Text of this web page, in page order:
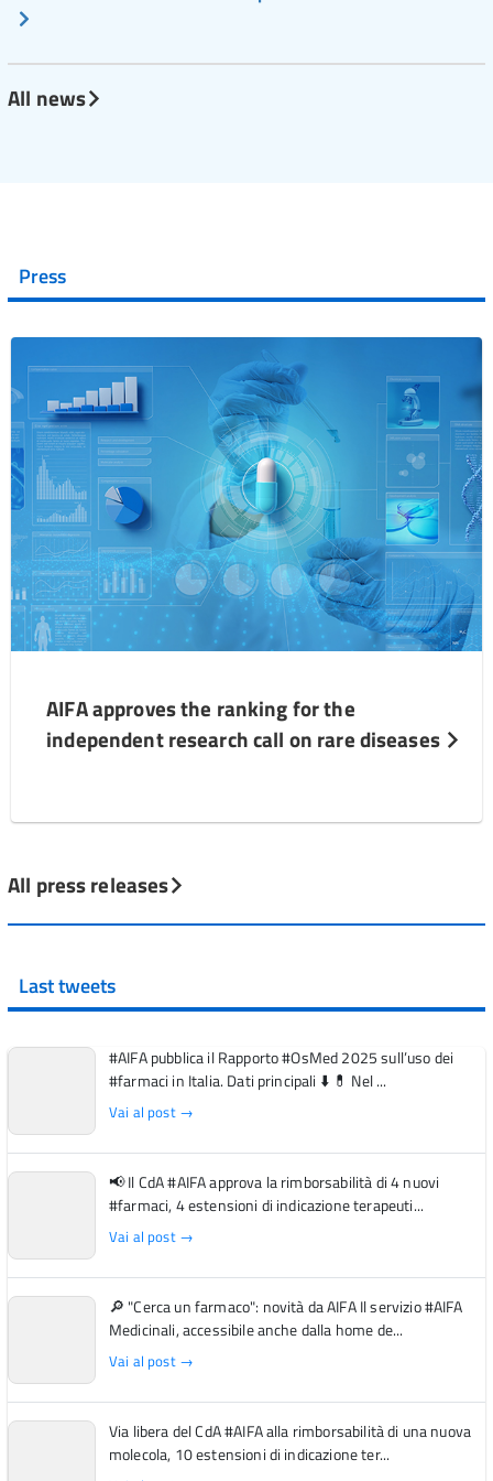
All news
Press
AIFA approves the ranking for the
independent research call on rare diseases
All press releases
Last tweets
#AIFA pubblica il Rapporto #OsMed 2025 sull’uso dei
#farmaci in Italia. Dati principali ⬇️ 💊 Nel ...
Vai al post →
📢 Il CdA #AIFA approva la rimborsabilità di 4 nuovi
#farmaci, 4 estensioni di indicazione terapeuti...
Vai al post →
🔎 "Cerca un farmaco": novità da AIFA Il servizio #AIFA
Medicinali, accessibile anche dalla home de...
Vai al post →
Via libera del CdA #AIFA alla rimborsabilità di una nuova
molecola, 10 estensioni di indicazione ter...